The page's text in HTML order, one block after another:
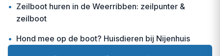
• Zeilboot huren in de Weerribben: zeilpunter &
zeilboot
• Hond mee op de boot? Huisdieren bij Nijenhuis